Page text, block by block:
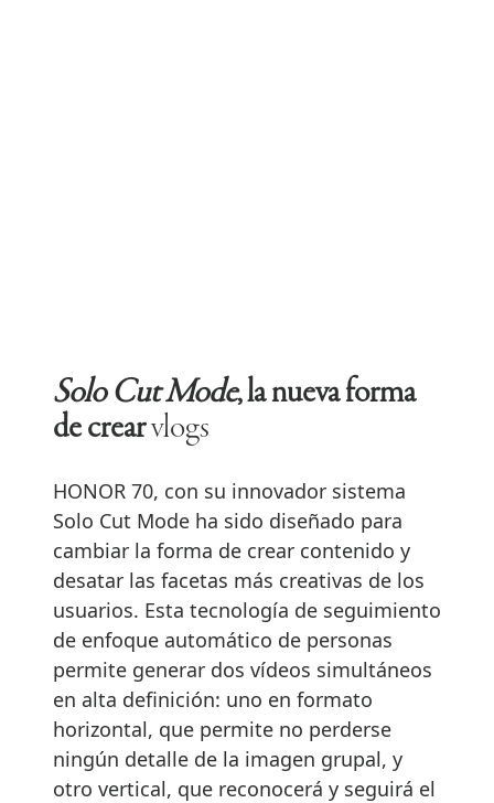
Solo Cut Mode, la nueva forma
de crearvlogs
HONOR 70, con su innovador sistema
Solo Cut Mode ha sido diseñado para
cambiar la forma de crear contenido y
desatar las facetas más creativas de los
usuarios. Esta tecnología de seguimiento
de enfoque automático de personas
permite generar dos vídeos simultáneos
en alta definición: uno en formato
horizontal, que permite no perderse
ningún detalle de la imagen grupal, y
otro vertical, que reconocerá y seguirá el